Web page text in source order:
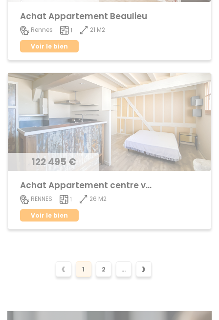
Achat Appartement Beaulieu
Rennes 1
21 M2
Voir le bien
122 495 €
Achat Appartement centre ville
RENNES 1
26 M2
Voir le bien
‹ 1 2 ... ›